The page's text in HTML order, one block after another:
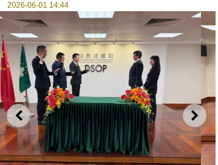
2026-06-01 14:44
上一則 下一